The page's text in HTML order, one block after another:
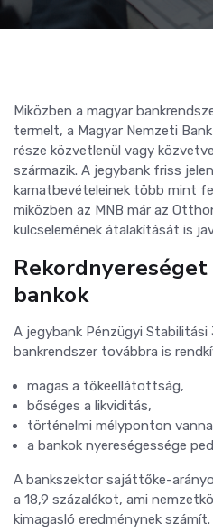
Miközben a magyar
termelt, a Magyar Nemzeti
része közvetlenül vagy
származik. A jegybank friss
kamatbevételeinek több mint
miközben az MNB már az
kulcselemének átalakítását is
bankok
A jegybank Pénzügyi
bankrendszer továbbra is
magas a tőkeellátottság,
bőséges a likviditás,
történelmi mélyponton
a bankok nyereségessége
A bankszektor sajáttőke-
a 18,9 százalékot, ami
kimagasló eredménynek számít.